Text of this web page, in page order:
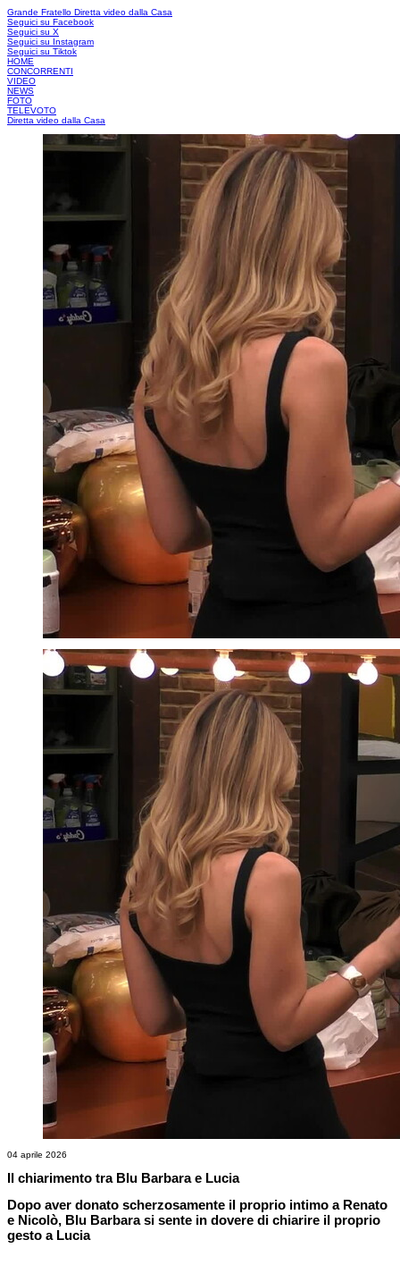
Grande Fratello Diretta video dalla Casa
Seguici su Facebook
Seguici su X
Seguici su Instagram
Seguici su Tiktok
HOME
CONCORRENTI
VIDEO
NEWS
FOTO
TELEVOTO
Diretta video dalla Casa
04 aprile 2026
Il chiarimento tra Blu Barbara e Lucia
Dopo aver donato scherzosamente il proprio intimo a Renato
e Nicolò, Blu Barbara si sente in dovere di chiarire il proprio
gesto a Lucia